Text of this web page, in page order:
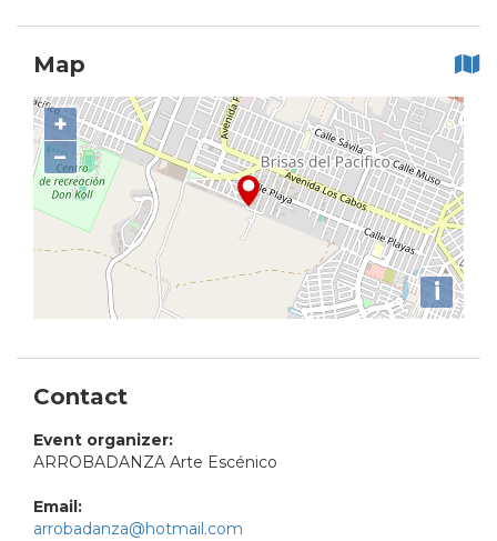
Map
+
−
i
Contact
Event organizer:
ARROBADANZA Arte Escénico
Email:
arrobadanza@hotmail.com